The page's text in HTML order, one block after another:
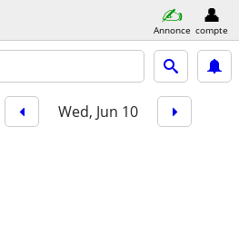
Annonce compte
Wed, Jun 10